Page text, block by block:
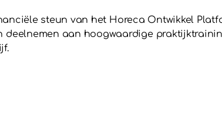
steun van het Horeca Ontwikkel
aan hoogwaardige